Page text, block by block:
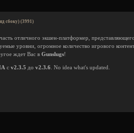
сбоку) (3991)
отличного экшен-платформер,
уровни, огромное количество игрового
ждет Вас в Gunslugs!
с v2.3.5 до v2.3.6 . No idea what's updated.